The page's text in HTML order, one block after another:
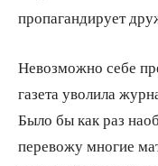
пропагандирует
Невозможно себе
газета уволила
Было бы как раз
перевожу многие